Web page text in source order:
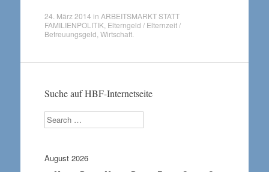
24. März 2014 in ARBEITSMARKT STATT
FAMILIENPOLITIK, Elterngeld / Elternzeit /
Betreuungsgeld Wirtschaft.
Suche auf HBF-Internetseite
Search
August 2026